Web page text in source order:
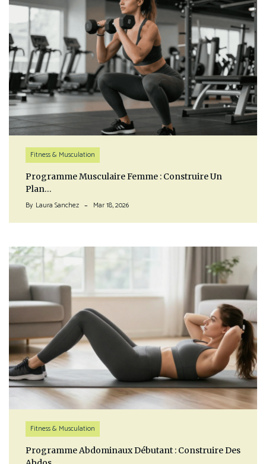
Fitness & Musculation
Programme Musculaire Femme : Construire Un
Plan…
By Laura Sanchez Mar 18, 2026
Fitness & Musculation
Programme Abdominaux Débutant : Construire Des